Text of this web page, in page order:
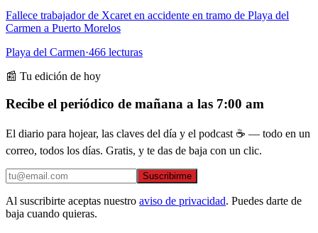
Fallece trabajador de Xcaret en accidente en tramo de Playa del
Carmen a Puerto Morelos
Playa del Carmen·466 lecturas
📰 Tu edición de hoy
Recibe el periódico de mañana a las 7:00 am
El diario para hojear, las claves del día y el podcast ☕ — todo en un
correo, todos los días. Gratis, y te das de baja con un clic.
Suscribirme
Al suscribirte aceptas nuestro aviso de privacidad. Puedes darte de
baja cuando quieras.